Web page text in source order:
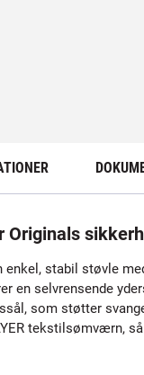
Originals
enkel, stabil støvle
en selvrensende
som støtter
tekstilsømværn,